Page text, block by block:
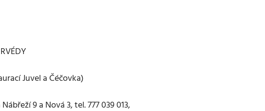
Juvel a Čéčovka)
9 a Nová 3, tel. 777 039 013,